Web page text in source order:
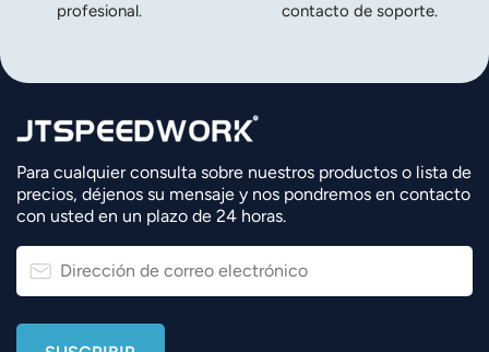
profesional.
contacto de soporte.
Para cualquier consulta sobre nuestros productos o lista de
precios, déjenos su mensaje y nos pondremos en contacto
con usted en un plazo de 24 horas.